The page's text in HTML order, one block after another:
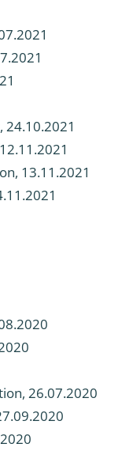
24.10.2021
13.11.2021
26.07.2020